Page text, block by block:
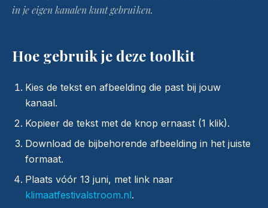
in je eigen kanalen kunt gebruiken.
Hoe gebruik je deze toolkit
Kies de tekst en afbeelding die past bij jouw
kanaal.
Kopieer de tekst met de knop ernaast (1 klik).
Download de bijbehorende afbeelding in het juiste
formaat.
Plaats vóór 13 juni, met link naar
klimaatfestivalstroom.nl.